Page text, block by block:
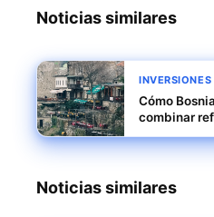
Noticias similares
Cómo
combinar
mejorar la
Noticias similares